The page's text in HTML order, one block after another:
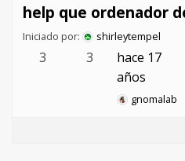
help que ordenador
Iniciado por: shirleytempel
3 3
hace 17
años
gnomalab